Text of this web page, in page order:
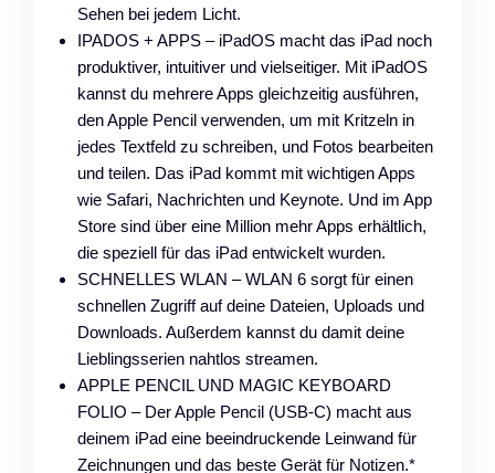
Sehen bei jedem Licht.
IPADOS + APPS – iPadOS macht das iPad noch
produktiver, intuitiver und vielseitiger. Mit iPadOS
kannst du mehrere Apps gleichzeitig ausführen,
den Apple Pencil verwenden, um mit Kritzeln in
jedes Textfeld zu schreiben, und Fotos bearbeiten
und teilen. Das iPad kommt mit wichtigen Apps
wie Safari, Nachrichten und Keynote. Und im App
Store sind über eine Million mehr Apps erhältlich,
die speziell für das iPad entwickelt wurden.
SCHNELLES WLAN – WLAN 6 sorgt für einen
schnellen Zugriff auf deine Dateien, Uploads und
Downloads. Außerdem kannst du damit deine
Lieblingsserien nahtlos streamen.
APPLE PENCIL UND MAGIC KEYBOARD
FOLIO – Der Apple Pencil (USB-C) macht aus
deinem iPad eine beeindruckende Leinwand für
Zeichnungen und das beste Gerät für Notizen.*